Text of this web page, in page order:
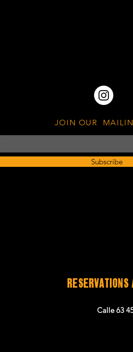
JOIN OUR
Subscribe
Calle 63